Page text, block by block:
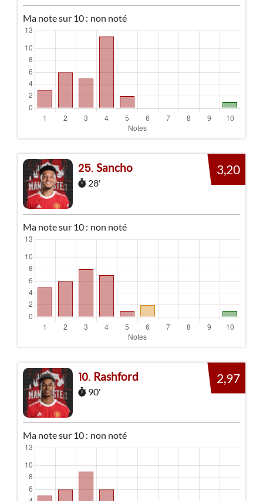
Ma note sur 10 : non noté
25 Sancho
28'
3,20
Ma note sur 10 : non noté
10 Rashford
90'
2,97
Ma note sur 10 : non noté